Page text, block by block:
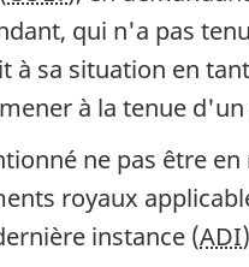
qui n'a pas
à sa situation en
à la tenue
ne pas être
royaux
instance (ADI